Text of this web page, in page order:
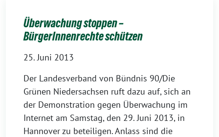
Überwachung stoppen –
BürgerInnenrechte schützen
25. Juni 2013
Der Landesverband von Bündnis 90/Die
Grünen Niedersachsen ruft dazu auf, sich an
der Demonstration gegen Überwachung im
Internet am Samstag, den 29. Juni 2013, in
Hannover zu beteiligen. Anlass sind die